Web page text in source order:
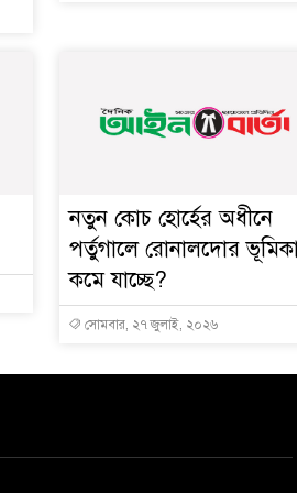
নতুন কোচ হোর্হের অধীনে
পর্তুগালে রোনালদোর
কমে যাচ্ছে?
সোমবার, ২৭ জুলাই, ২০২৬